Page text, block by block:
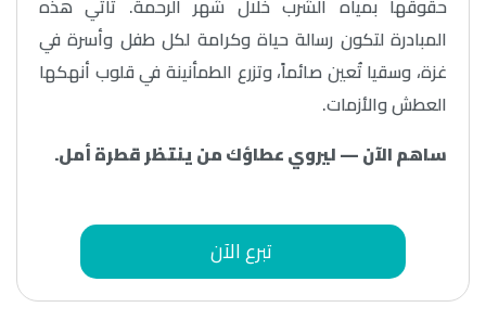
المبادرة لتكون رسالة حياة وكرامة لكل طفل وأسرة في
غزة، وسقيا تُعين صائماً، وتزرع الطمأنينة في قلوب أنهكها
العطش والأزمات.
ساهم الآن — ليروي عطاؤك من ينتظر قطرة أمل.
تبرع الآن